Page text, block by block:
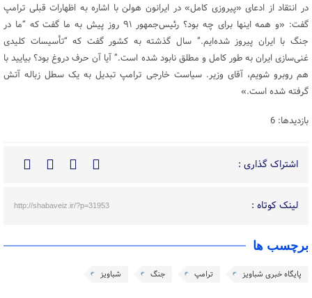
در انتقاد از ادعای «پیروزی کامل» در ایرانون هولن با اشاره به اظهارات قبلی ترامپ
گفت: «و همه اینها برای چه بود؟ رئیس‌جمهور ۹۱ روز پیش به ما گفت که “ما در
جنگ با ایران پیروز شده‌ایم.” سال گذشته به کشور گفت که “تأسیسات کلیدی
غنی‌سازی ایران به طور کامل و مطلق نابود شده است.” آیا آن حرف دروغ بود؟ بیایید با
هم روبرو شویم، آقای وزیر. سیاست خارجی ترامپ تبدیل به یک سطل زباله آتش
گرفته شده است.»
بازدیدها: 6
اشتراک گذاری :
لینک کوتاه : http://shabaveiz.ir/?p=31953
برچسب ها
پایگاه خبری شباویز ترامپ جنگ شباویز